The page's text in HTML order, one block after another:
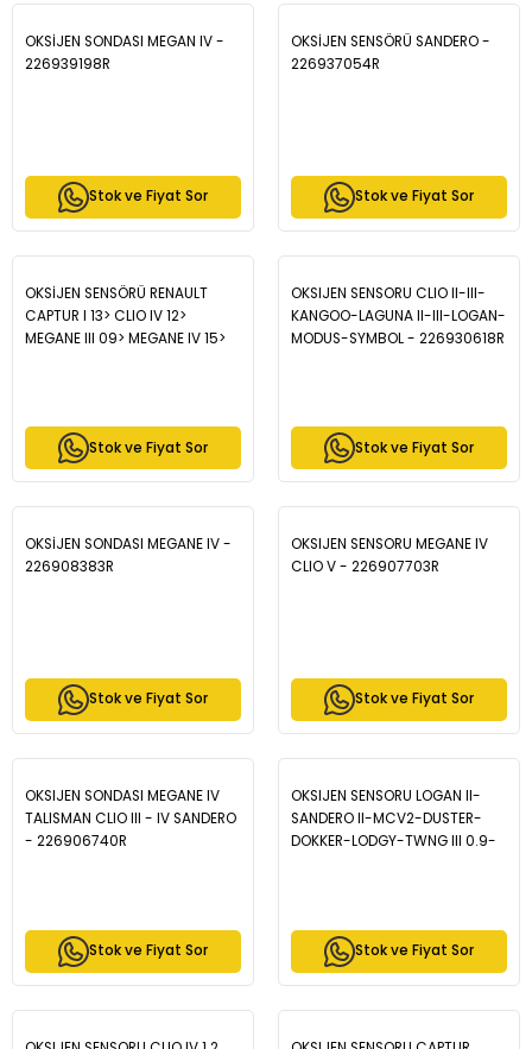
OKSİJEN SONDASI MEGAN IV -
226939198R
Stok ve Fiyat Sor
OKSİJEN SENSÖRÜ SANDERO -
226937054R
Stok ve Fiyat Sor
OKSİJEN SENSÖRÜ RENAULT
CAPTUR I 13> CLIO IV 12>
MEGANE III 09> MEGANE IV 15>
Stok ve Fiyat Sor
OKSIJEN SENSORU CLIO II-III-
KANGOO-LAGUNA II-III-LOGAN-
MODUS-SYMBOL - 226930618R
Stok ve Fiyat Sor
OKSİJEN SONDASI MEGANE IV -
226908383R
Stok ve Fiyat Sor
OKSIJEN SENSORU MEGANE IV
CLIO V - 226907703R
Stok ve Fiyat Sor
OKSIJEN SONDASI MEGANE IV
TALISMAN CLIO III - IV SANDERO
- 226906740R
Stok ve Fiyat Sor
OKSIJEN SENSORU LOGAN II-
SANDERO II-MCV2-DUSTER-
DOKKER-LODGY-TWNG III 0.9-
Stok ve Fiyat Sor